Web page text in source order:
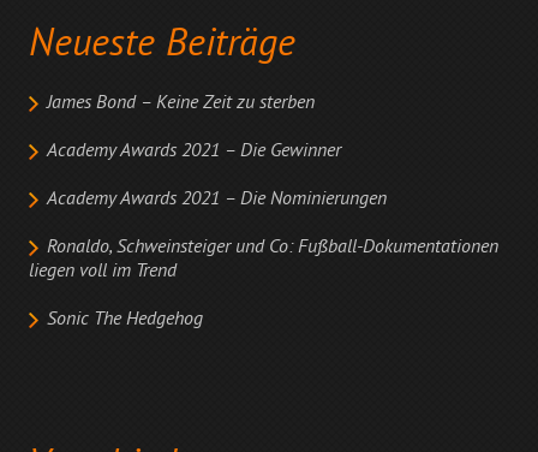
Neueste Beiträge
James Bond – Keine Zeit zu sterben
Academy Awards 2021 – Die Gewinner
Academy Awards 2021 – Die Nominierungen
Ronaldo, Schweinsteiger und Co: Fußball-Dokumentationen
liegen voll im Trend
Sonic The Hedgehog